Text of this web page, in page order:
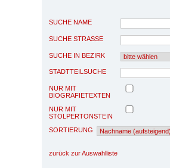
SUCHE NAME
SUCHE STRASSE
SUCHE IN BEZIRK
STADTTEILSUCHE
NUR MIT
BIOGRAFIETEXTEN
NUR MIT
STOLPERTONSTEIN
SORTIERUNG
zurück zur Auswahlliste